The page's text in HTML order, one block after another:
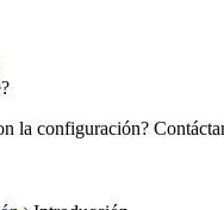
la configuración?